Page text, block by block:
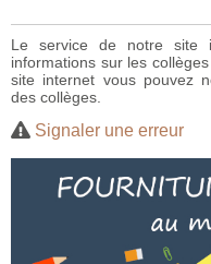
Le service de notre site
informations sur les
site internet vous pouvez
des collèges.
Signaler une erreur